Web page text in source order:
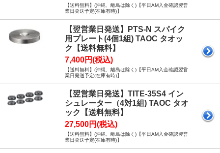
【送料無料】(沖縄、離島は除く)【平日AM入金確認翌営
業日発送予定(在庫有時)】
【翌営業日発送】PTS-N スパイク
用プレート(4個1組) TAOC タオッ
ク【送料無料】
7,400円(税込)
【送料無料】(沖縄、離島は除く)【平日AM入金確認翌営
業日発送予定(在庫有時)】
【翌営業日発送】TITE-35S4 イン
シュレーター（4対1組) TAOC タオ
ック【送料無料】
27,500円(税込)
【送料無料】(沖縄、離島は除く)【平日AM入金確認翌営
業日発送予定(在庫有時)】